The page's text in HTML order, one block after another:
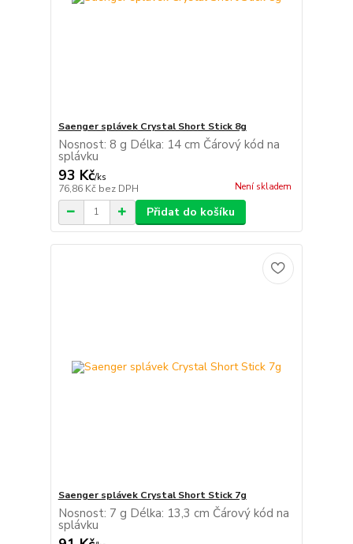
Saenger splávek Crystal Short Stick 8g
Nosnost: 8 g Délka: 14 cm Čárový kód na
splávku
93 Kč/ks
76,86 Kč bez DPH Není skladem
Přidat do košíku
Saenger splávek Crystal Short Stick 7g
Nosnost: 7 g Délka: 13,3 cm Čárový kód na
splávku